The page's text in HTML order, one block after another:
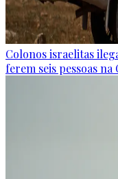
Colonos israelitas
ferem seis pessoas